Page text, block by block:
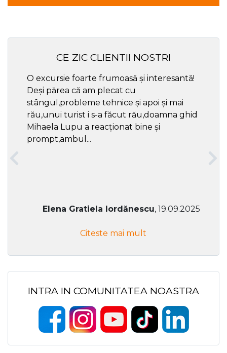
CE ZIC CLIENTII NOSTRI
O excursie foarte frumoasă și interesantă!
Deși părea că am plecat cu
stângul,probleme tehnice și apoi și mai
rău,unui turist i s-a făcut rău,doamna ghid
Mihaela Lupu a reacționat bine și
prompt,ambul...
Elena Gratiela Iordănescu, 19.09.2025
Citeste mai mult
INTRA IN COMUNITATEA NOASTRA